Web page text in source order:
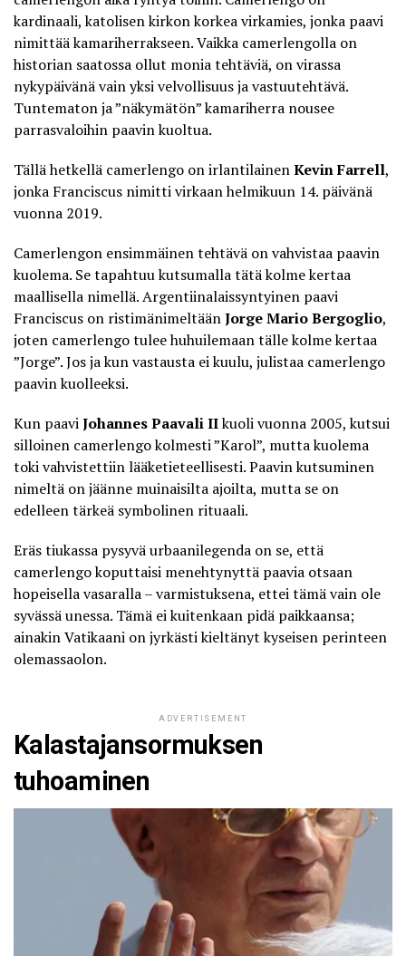
kardinaali, katolisen kirkon korkea virkamies, jonka paavi
nimittää kamariherrakseen. Vaikka camerlengolla on
historian saatossa ollut monia tehtäviä, on virassa
nykypäivänä vain yksi velvollisuus ja vastuutehtävä.
Tuntematon ja ”näkymätön” kamariherra nousee
parrasvaloihin paavin kuoltua.
Tällä hetkellä camerlengo on irlantilainenKevin Farrell,
jonka Franciscus nimitti virkaan helmikuun 14. päivänä
vuonna 2019.
Camerlengon ensimmäinen tehtävä onvahvistaa paavin
kuolema. Se tapahtuu kutsumalla tätä kolme kertaa
maallisella nimellä. Argentiinalaissyntyinen paavi
Franciscus on ristimänimeltäänJorge Mario Bergoglio,
joten camerlengo tulee huhuilemaan tälle kolme kertaa
”Jorge”. Jos ja kun vastausta ei kuulu, julistaa camerlengo
paavin kuolleeksi.
Kun paaviJohannes Paavali IIkuoli vuonna 2005, kutsui
silloinen camerlengo kolmesti ”Karol”, mutta kuolema
toki vahvistettiin lääketieteellisesti. Paavin kutsuminen
nimeltä on jäänne muinaisilta ajoilta, mutta se on
edelleen tärkeä symbolinen rituaali.
Eräs tiukassa pysyvä urbaanilegenda on se, että
camerlengo koputtaisi menehtynyttä paavia otsaan
hopeisella vasaralla – varmistuksena, ettei tämä vain ole
syvässä unessa. Tämä ei kuitenkaan pidä paikkaansa;
ainakin Vatikaani on jyrkästi kieltänyt kyseisen perinteen
olemassaolon.
ADVERTISEMENT
Kalastajansormuksen
tuhoaminen